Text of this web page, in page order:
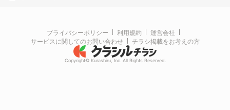
プライバシーポリシー 利用規約
運営会社
サービスに関してのお問い合わせ
チラシ掲載をお考えの方
Copyright© Kurashiru, Inc. All Rights Reserved.